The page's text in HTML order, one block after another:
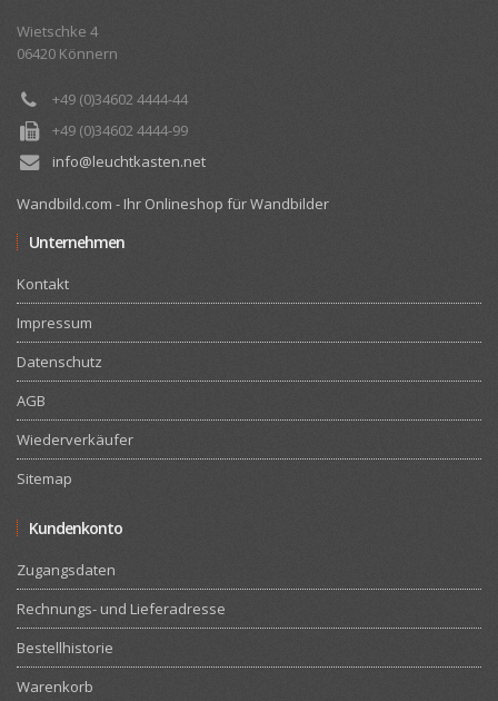
Wietschke 4
06420 Könnern
+49 (0)34602 4444-44
+49 (0)34602 4444-99
info@leuchtkasten.net
Wandbild.com - Ihr Onlineshop für Wandbilder
Unternehmen
Kontakt
Impressum
Datenschutz
AGB
Wiederverkäufer
Sitemap
Kundenkonto
Zugangsdaten
Rechnungs- und Lieferadresse
Bestellhistorie
Warenkorb